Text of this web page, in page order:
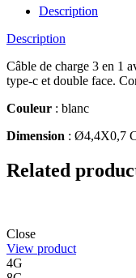
Description
Description
Câble de charge 3 en 1
type-c et double face.
Couleur : blanc
Dimension : Ø4,4X0,7
Related
Close
View product
4G